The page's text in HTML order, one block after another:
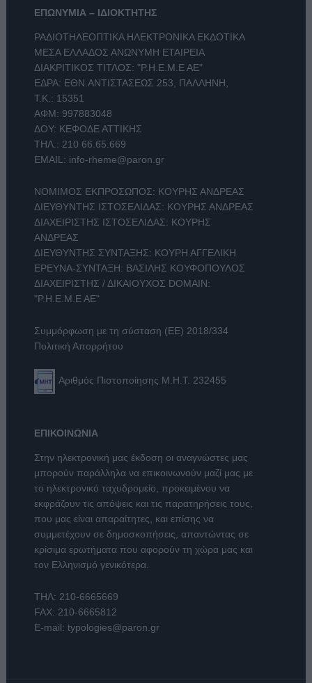
ΕΠΩΝΥΜΙΑ – ΙΔΙΟΚΤΗΤΗΣ
ΡΑΔΙΟΤΗΛΕΟΠΤΙΚΑ ΗΛΕΚΤΡΟΝΙΚΑ ΕΚΔΟΤΙΚΑ
ΜΕΣΑ ΕΛΛΑΔΟΣ ΑΝΩΝΥΜΗ ΕΤΑΙΡΕΙΑ
ΔΙΑΚΡΙΤΙΚΟΣ ΤΙΤΛΟΣ: "Ρ.Η.Ε.Μ.Ε ΑΕ"
ΕΔΡΑ: ΕΘΝ.ΑΝΤΙΣΤΑΣΕΩΣ 253, ΠΑΛΛΗΝΗ,
Τ.Κ.: 15351
ΑΦΜ: 997883048
ΔΟΥ: ΚΕΦΟΔΕ ΑΤΤΙΚΗΣ
ΤΗΛ.: 210 66.65.669
EMAIL: info-rheme@paron.gr
ΝΟΜΙΜΟΣ ΕΚΠΡΟΣΩΠΟΣ: ΚΟΥΡΗΣ ΑΝΔΡΕΑΣ
ΔΙΕΥΘΥΝΤΗΣ ΙΣΤΟΣΕΛΙΔΑΣ: ΚΟΥΡΗΣ ΑΝΔΡΕΑΣ
ΔΙΑΧΕΙΡΙΣΤΗΣ ΙΣΤΟΣΕΛΙΔΑΣ: ΚΟΥΡΗΣ
ΑΝΔΡΕΑΣ
ΔΙΕΥΘΥΝΤΗΣ ΣΥΝΤΑΞΗΣ: ΚΟΥΡΗ ΑΓΓΕΛΙΚΗ
ΕΡΕΥΝΑ-ΣΥΝΤΑΞΗ: ΒΑΣΙΛΗΣ ΚΟΥΦΟΠΟΥΛΟΣ
ΔΙΑΧΕΙΡΙΣΤΗΣ / ΔΙΚΑΙΟΥΧΟΣ DOMAIN:
"Ρ.Η.Ε.Μ.Ε ΑΕ"
Συμμόρφωση με τη σύσταση (ΕΕ) 2018/334
Πολιτική Απορρήτου
Αριθμός Πιστοποίησης Μ.Η.Τ. 232455
ΕΠΙΚΟΙΝΩΝΙΑ
Στην ηλεκτρονική μας έκδοση οι αναγνώστες μας
μπορούν παράλληλα να επικοινωνούν μαζί μας με
το ηλεκτρονικό ταχυδρομείο, προκειμένου να
εκφράζουν τις απόψεις και τις παρατηρήσεις τους,
που μας είναι απαραίτητες, και επίσης να
συμμετέχουν σε δημοσκοπήσεις, απαντώντας σε
κρίσιμα ερωτήματα που αφορούν τη χώρα μας και
τον Ελληνισμό γενικότερα.
ΤΗΛ: 210-6665669
FAX: 210-6665812
E-mail: typologies@paron.gr